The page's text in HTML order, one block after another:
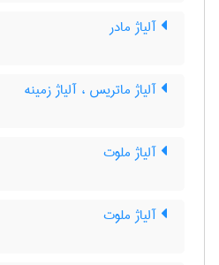
آلیاژ مادر
آلیاژ ماتریس ، آلیاژ زمینه
آلیاژ ملوت
آلیاژ ملوت